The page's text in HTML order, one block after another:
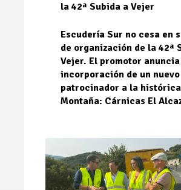
la 42ª Subida a Vejer
Escudería Sur no cesa en
de organización de la 42ª
Vejer. El promotor
incorporación de un nuevo
patrocinador a la
Montaña: Cárnicas El